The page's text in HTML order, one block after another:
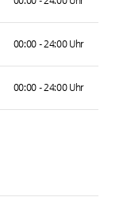
00:00 - 24:00 Uhr
00:00 - 24:00 Uhr